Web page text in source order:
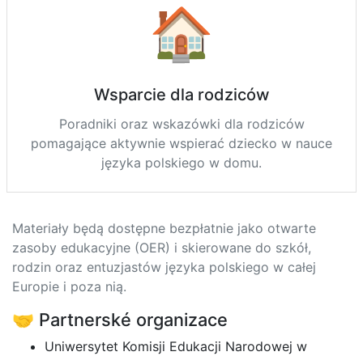
🏠
Wsparcie dla rodziców
Poradniki oraz wskazówki dla rodziców
pomagające aktywnie wspierać dziecko w nauce
języka polskiego w domu.
Materiały będą dostępne bezpłatnie jako otwarte
zasoby edukacyjne (OER) i skierowane do szkół,
rodzin oraz entuzjastów języka polskiego w całej
Europie i poza nią.
🤝 Partnerské organizace
Uniwersytet Komisji Edukacji Narodowej w